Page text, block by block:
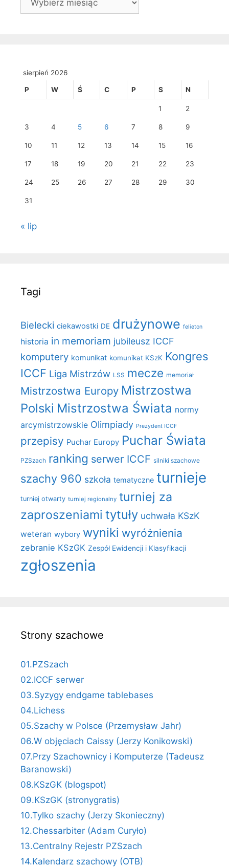
sierpień 2026
P W Ś C P S N
1 2
3 4 5 6 7 8 9
10 11 12 13 14 15 16
17 18 19 20 21 22 23
24 25 26 27 28 29 30
31
« lip
Tagi
Bielecki ciekawostki DE drużynowe felieton
historia in memoriam jubileusz ICCF
komputery komunikat komunikat KSzK Kongres
ICCF Liga Mistrzów LSS mecze memoriał
Mistrzostwa Europy Mistrzostwa
Polski Mistrzostwa Świata normy
arcymistrzowskie Olimpiady Prezydent ICCF
przepisy Puchar Europy Puchar Świata
PZSzach ranking serwer ICCF silniki szachowe
szachy 960 szkoła tematyczne turnieje
turniej otwarty turniej regionalny turniej za
zaproszeniami tytuły uchwała KSzK
weteran wybory wyniki wyróżnienia
zebranie KSzGK Zespół Ewidencji i Klasyfikacji
zgłoszenia
Strony szachowe
01.PZSzach
02.ICCF serwer
03.Syzygy endgame tablebases
04.Lichess
05.Szachy w Polsce (Przemysław Jahr)
06.W objęciach Caissy (Jerzy Konikowski)
07.Przy Szachownicy i Komputerze (Tadeusz
Baranowski)
08.KSzGK (blogspot)
09.KSzGK (stronygratis)
10.Tylko szachy (Jerzy Skonieczny)
12.Chessarbiter (Adam Curyło)
13.Centralny Rejestr PZSzach
14.Kalendarz szachowy (OTB)